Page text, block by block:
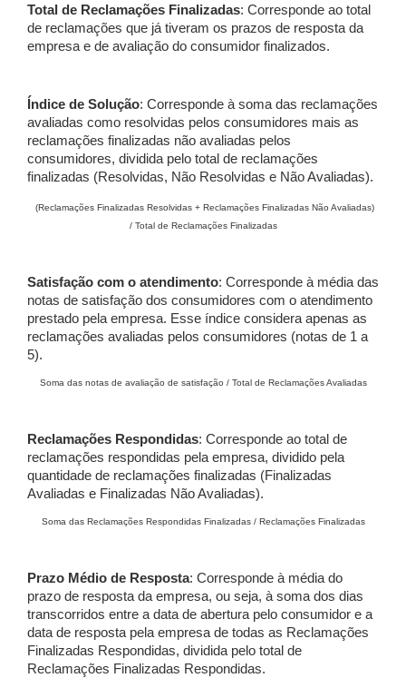
Total de Reclamações Finalizadas: Corresponde ao total
de reclamações que já tiveram os prazos de resposta da
empresa e de avaliação do consumidor finalizados.
Índice de Solução: Corresponde à soma das reclamações
avaliadas como resolvidas pelos consumidores mais as
reclamações finalizadas não avaliadas pelos
consumidores, dividida pelo total de reclamações
finalizadas (Resolvidas, Não Resolvidas e Não Avaliadas).
(Reclamações Finalizadas Resolvidas + Reclamações Finalizadas Não Avaliadas)
/ Total de Reclamações Finalizadas
Satisfação com o atendimento: Corresponde à média das
notas de satisfação dos consumidores com o atendimento
prestado pela empresa. Esse índice considera apenas as
reclamações avaliadas pelos consumidores (notas de 1 a
5).
Soma das notas de avaliação de satisfação / Total de Reclamações Avaliadas
Reclamações Respondidas: Corresponde ao total de
reclamações respondidas pela empresa, dividido pela
quantidade de reclamações finalizadas (Finalizadas
Avaliadas e Finalizadas Não Avaliadas).
Soma das Reclamações Respondidas Finalizadas / Reclamações Finalizadas
Prazo Médio de Resposta: Corresponde à média do
prazo de resposta da empresa, ou seja, à soma dos dias
transcorridos entre a data de abertura pelo consumidor e a
data de resposta pela empresa de todas as Reclamações
Finalizadas Respondidas, dividida pelo total de
Reclamações Finalizadas Respondidas.